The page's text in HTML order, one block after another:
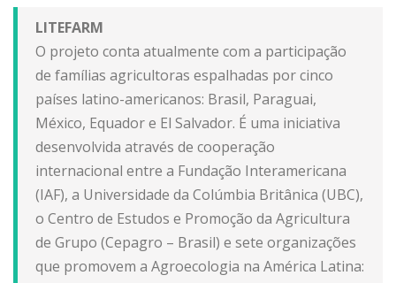
LITEFARM
O projeto conta atualmente com a participação
de famílias agricultoras espalhadas por cinco
países latino-americanos: Brasil, Paraguai,
México, Equador e El Salvador. É uma iniciativa
desenvolvida através de cooperação
internacional entre a Fundação Interamericana
(IAF), a Universidade da Colúmbia Britânica (UBC),
o Centro de Estudos e Promoção da Agricultura
de Grupo (Cepagro – Brasil) e sete organizações
que promovem a Agroecologia na América Latina: